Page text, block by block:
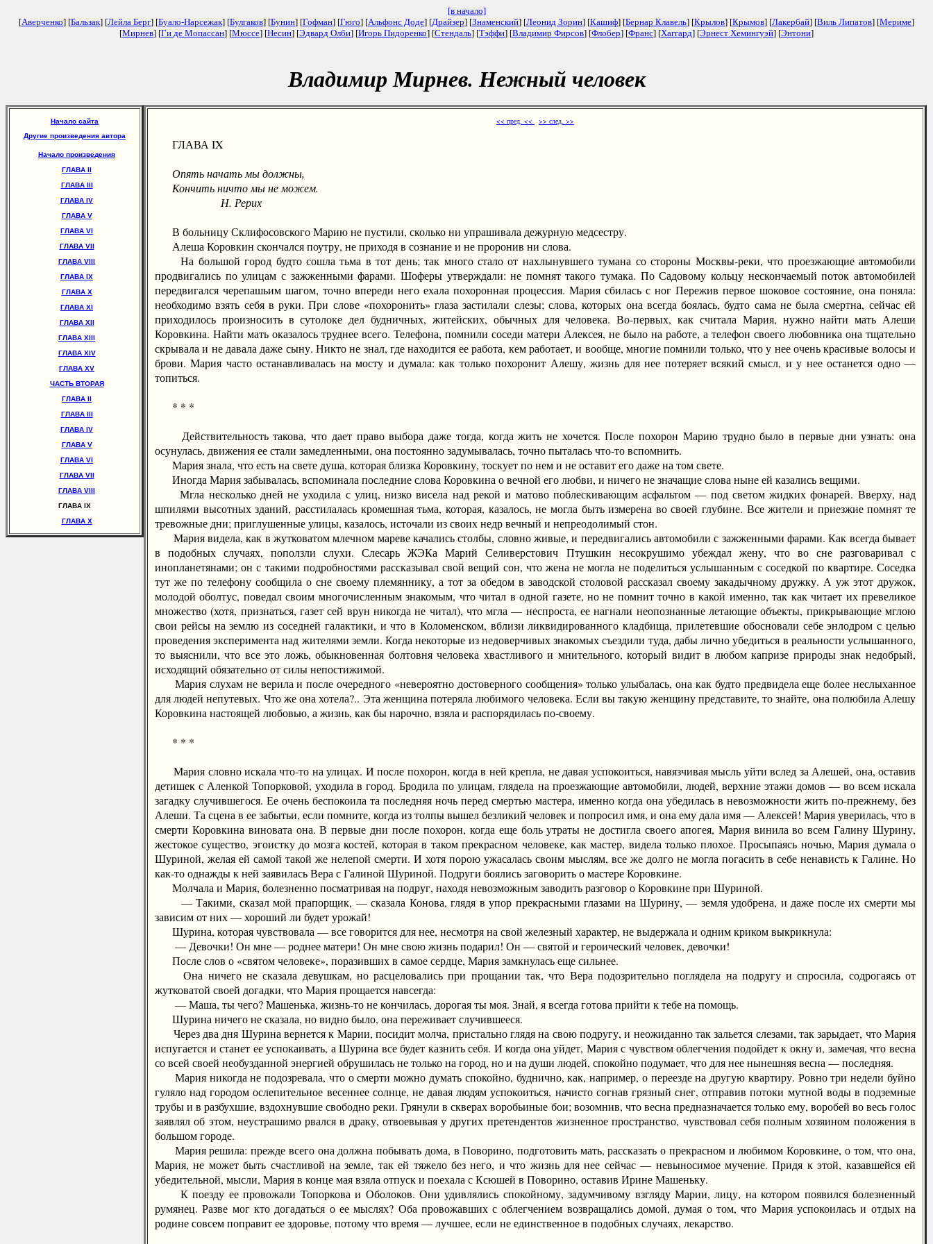
[в начало]
[Аверченко] [Бальзак] [Лейла Берг] [Буало-Нарсежак] [Булгаков] [Бунин] [Гофман] [Гюго] [Альфонс Доде] [Драйзер] [Знаменский] [Леонид Зорин] [Кашиф] [Бернар Клавель] [Крылов] [Крымов] [Лакербай] [Виль Липатов] [Мериме]
[Мирнев] [Ги де Мопассан] [Мюссе] [Несин] [Эдвард Олби] [Игорь Пидоренко] [Стендаль] [Тэффи] [Владимир Фирсов] [Флобер] [Франс] [Хаггард] [Эрнест Хемингуэй] [Энтони]
Владимир Мирнев. Нежный человек
Начало сайта
Другие произведения автора
Начало произведения
ГЛАВА II
ГЛАВА III
ГЛАВА IV
ГЛАВА V
ГЛАВА VI
ГЛАВА VII
ГЛАВА VIII
ГЛАВА IX
ГЛАВА X
ГЛАВА XI
ГЛАВА XII
ГЛАВА XIII
ГЛАВА XIV
ГЛАВА XV
ЧАСТЬ ВТОРАЯ
ГЛАВА II
ГЛАВА III
ГЛАВА IV
ГЛАВА V
ГЛАВА VI
ГЛАВА VII
ГЛАВА VIII
ГЛАВА IX
ГЛАВА X
<< пред. << >> след. >>
ГЛАВА IX
Опять начать мы должны,
Кончить ничто мы не можем.
Н. Рерих
В больницу Склифосовского Марию не пустили, сколько ни упрашивала дежурную медсестру.
Алеша Коровкин скончался поутру, не приходя в сознание и не проронив ни слова.
На большой город будто сошла тьма в тот день; так много стало от нахлынувшего тумана со стороны Москвы-реки, что проезжающие автомобили
продвигались по улицам с зажженными фарами. Шоферы утверждали: не помнят такого тумака. По Садовому кольцу нескончаемый поток автомобилей
передвигался черепашьим шагом, точно впереди него ехала похоронная процессия. Мария сбилась с ног Пережив первое шоковое состояние, она поняла:
необходимо взять себя в руки. При слове «похоронить» глаза застилали слезы; слова, которых она всегда боялась, будто сама не была смертна, сейчас ей
приходилось произносить в сутолоке дел будничных, житейских, обычных для человека. Во-первых, как считала Мария, нужно найти мать Алеши
Коровкина. Найти мать оказалось труднее всего. Телефона, помнили соседи матери Алексея, не было на работе, а телефон своего любовника она тщательно
скрывала и не давала даже сыну. Никто не знал, где находится ее работа, кем работает, и вообще, многие помнили только, что у нее очень красивые волосы и
брови. Мария часто останавливалась на мосту и думала: как только похоронит Алешу, жизнь для нее потеряет всякий смысл, и у нее останется одно —
топиться.
* * *
Действительность такова, что дает право выбора даже тогда, когда жить не хочется. После похорон Марию трудно было в первые дни узнать: она
осунулась, движения ее стали замедленными, она постоянно задумывалась, точно пыталась что-то вспомнить.
Мария знала, что есть на свете душа, которая близка Коровкину, тоскует по нем и не оставит его даже на том свете.
Иногда Мария забывалась, вспоминала последние слова Коровкина о вечной его любви, и ничего не значащие слова ныне ей казались вещими.
Мгла несколько дней не уходила с улиц, низко висела над рекой и матово поблескивающим асфальтом — под светом жидких фонарей. Вверху, над
шпилями высотных зданий, расстилалась кромешная тьма, которая, казалось, не могла быть измерена во своей глубине. Все жители и приезжие помнят те
тревожные дни; приглушенные улицы, казалось, источали из своих недр вечный и непреодолимый стон.
Мария видела, как в жутковатом млечном мареве качались столбы, словно живые, и передвигались автомобили с зажженными фарами. Как всегда бывает
в подобных случаях, поползли слухи. Слесарь ЖЭКа Марий Селиверстович Птушкин несокрушимо убеждал жену, что во сне разговаривал с
инопланетянами; он с такими подробностями рассказывал свой вещий сон, что жена не могла не поделиться услышанным с соседкой по квартире. Соседка
тут же по телефону сообщила о сне своему племяннику, а тот за обедом в заводской столовой рассказал своему закадычному дружку. А уж этот дружок,
молодой оболтус, поведал своим многочисленным знакомым, что читал в одной газете, но не помнит точно в какой именно, так как читает их превеликое
множество (хотя, признаться, газет сей врун никогда не читал), что мгла — неспроста, ее нагнали неопознанные летающие объекты, прикрывающие мглою
свои рейсы на землю из соседней галактики, и что в Коломенском, вблизи ликвидированного кладбища, прилетевшие обосновали себе энлодром с целью
проведения эксперимента над жителями земли. Когда некоторые из недоверчивых знакомых съездили туда, дабы лично убедиться в реальности услышанного,
то выяснили, что все это ложь, обыкновенная болтовня человека хвастливого и мнительного, который видит в любом капризе природы знак недобрый,
исходящий обязательно от силы непостижимой.
Мария слухам не верила и после очередного «невероятно достоверного сообщения» только улыбалась, она как будто предвидела еще более неслыханное
для людей непутевых. Что же она хотела?.. Эта женщина потеряла любимого человека. Если вы такую женщину представите, то знайте, она полюбила Алешу
Коровкина настоящей любовью, а жизнь, как бы нарочно, взяла и распорядилась по-своему.
* * *
Мария словно искала что-то на улицах. И после похорон, когда в ней крепла, не давая успокоиться, навязчивая мысль уйти вслед за Алешей, она, оставив
детишек с Аленкой Топорковой, уходила в город. Бродила по улицам, глядела на проезжающие автомобили, людей, верхние этажи домов — во всем искала
загадку случившегося. Ее очень беспокоила та последняя ночь перед смертью мастера, именно когда она убедилась в невозможности жить по-прежнему, без
Алеши. Та сцена в ее забытьи, если помните, когда из толпы вышел безликий человек и попросил имя, и она ему дала имя — Алексей! Мария уверилась, что в
смерти Коровкина виновата она. В первые дни после похорон, когда еще боль утраты не достигла своего апогея, Мария винила во всем Галину Шурину,
жестокое существо, эгоистку до мозга костей, которая в таком прекрасном человеке, как мастер, видела только плохое. Просыпаясь ночью, Мария думала о
Шуриной, желая ей самой такой же нелепой смерти. И хотя порою ужасалась своим мыслям, все же долго не могла погасить в себе ненависть к Галине. Но
как-то однажды к ней заявилась Вера с Галиной Шуриной. Подруги боялись заговорить о мастере Коровкине.
Молчала и Мария, болезненно посматривая на подруг, находя невозможным заводить разговор о Коровкине при Шуриной.
— Такими, сказал мой прапорщик, — сказала Конова, глядя в упор прекрасными глазами на Шурину, — земля удобрена, и даже после их смерти мы
зависим от них — хороший ли будет урожай!
Шурина, которая чувствовала — все говорится для нее, несмотря на свой железный характер, не выдержала и одним криком выкрикнула:
— Девочки! Он мне — роднее матери! Он мне свою жизнь подарил! Он — святой и героический человек, девочки!
После слов о «святом человеке», поразивших в самое сердце, Мария замкнулась еще сильнее.
Она ничего не сказала девушкам, но расцеловались при прощании так, что Вера подозрительно поглядела на подругу и спросила, содрогаясь от
жутковатой своей догадки, что Мария прощается навсегда:
— Маша, ты чего? Машенька, жизнь-то не кончилась, дорогая ты моя. Знай, я всегда готова прийти к тебе на помощь.
Шурина ничего не сказала, но видно было, она переживает случившееся.
Через два дня Шурина вернется к Марии, посидит молча, пристально глядя на свою подругу, и неожиданно так зальется слезами, так зарыдает, что Мария
испугается и станет ее успокаивать, а Шурина все будет казнить себя. И когда она уйдет, Мария с чувством облегчения подойдет к окну и, замечая, что весна
со всей своей необузданной энергией обрушилась не только на город, но и на души людей, спокойно подумает, что для нее нынешняя весна — последняя.
Мария никогда не подозревала, что о смерти можно думать спокойно, буднично, как, например, о переезде на другую квартиру. Ровно три недели буйно
гуляло над городом ослепительное весеннее солнце, не давая людям успокоиться, начисто согнав грязный снег, отправив потоки мутной воды в подземные
трубы и в разбухшие, вздохнувшие свободно реки. Грянули в скверах воробьиные бои; возомнив, что весна предназначается только ему, воробей во весь голос
заявлял об этом, неустрашимо рвался в драку, отвоевывая у других претендентов жизненное пространство, чувствовал себя полным хозяином положения в
большом городе.
Мария решила: прежде всего она должна побывать дома, в Поворино, подготовить мать, рассказать о прекрасном и любимом Коровкине, о том, что она,
Мария, не может быть счастливой на земле, так ей тяжело без него, и что жизнь для нее сейчас — невыносимое мучение. Придя к этой, казавшейся ей
убедительной, мысли, Мария в конце мая взяла отпуск и поехала с Ксюшей в Поворино, оставив Ирине Машеньку.
К поезду ее провожали Топоркова и Оболоков. Они удивлялись спокойному, задумчивому взгляду Марии, лицу, на котором появился болезненный
румянец. Разве мог кто догадаться о ее мыслях? Оба провожавших с облегчением возвращались домой, думая о том, что Мария успокоилась и отдых на
родине совсем поправит ее здоровье, потому что время — лучшее, если не единственное в подобных случаях, лекарство.